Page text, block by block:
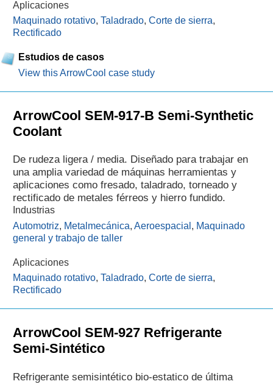
Aplicaciones
Maquinado rotativo, Taladrado, Corte de sierra,
Rectificado
Estudios de casos
View this ArrowCool case study
ArrowCool SEM-917-B Semi-Synthetic
Coolant
De rudeza ligera / media. Diseñado para trabajar en
una amplia variedad de máquinas herramientas y
aplicaciones como fresado, taladrado, torneado y
rectificado de metales férreos y hierro fundido.
Industrias
Automotriz, Metalmecánica, Aeroespacial , Maquinado
general y trabajo de taller
Aplicaciones
Maquinado rotativo, Taladrado, Corte de sierra,
Rectificado
ArrowCool SEM-927 Refrigerante
Semi-Sintético
Refrigerante semisintético bio-estatico de última